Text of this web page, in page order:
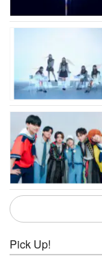
Pick Up!